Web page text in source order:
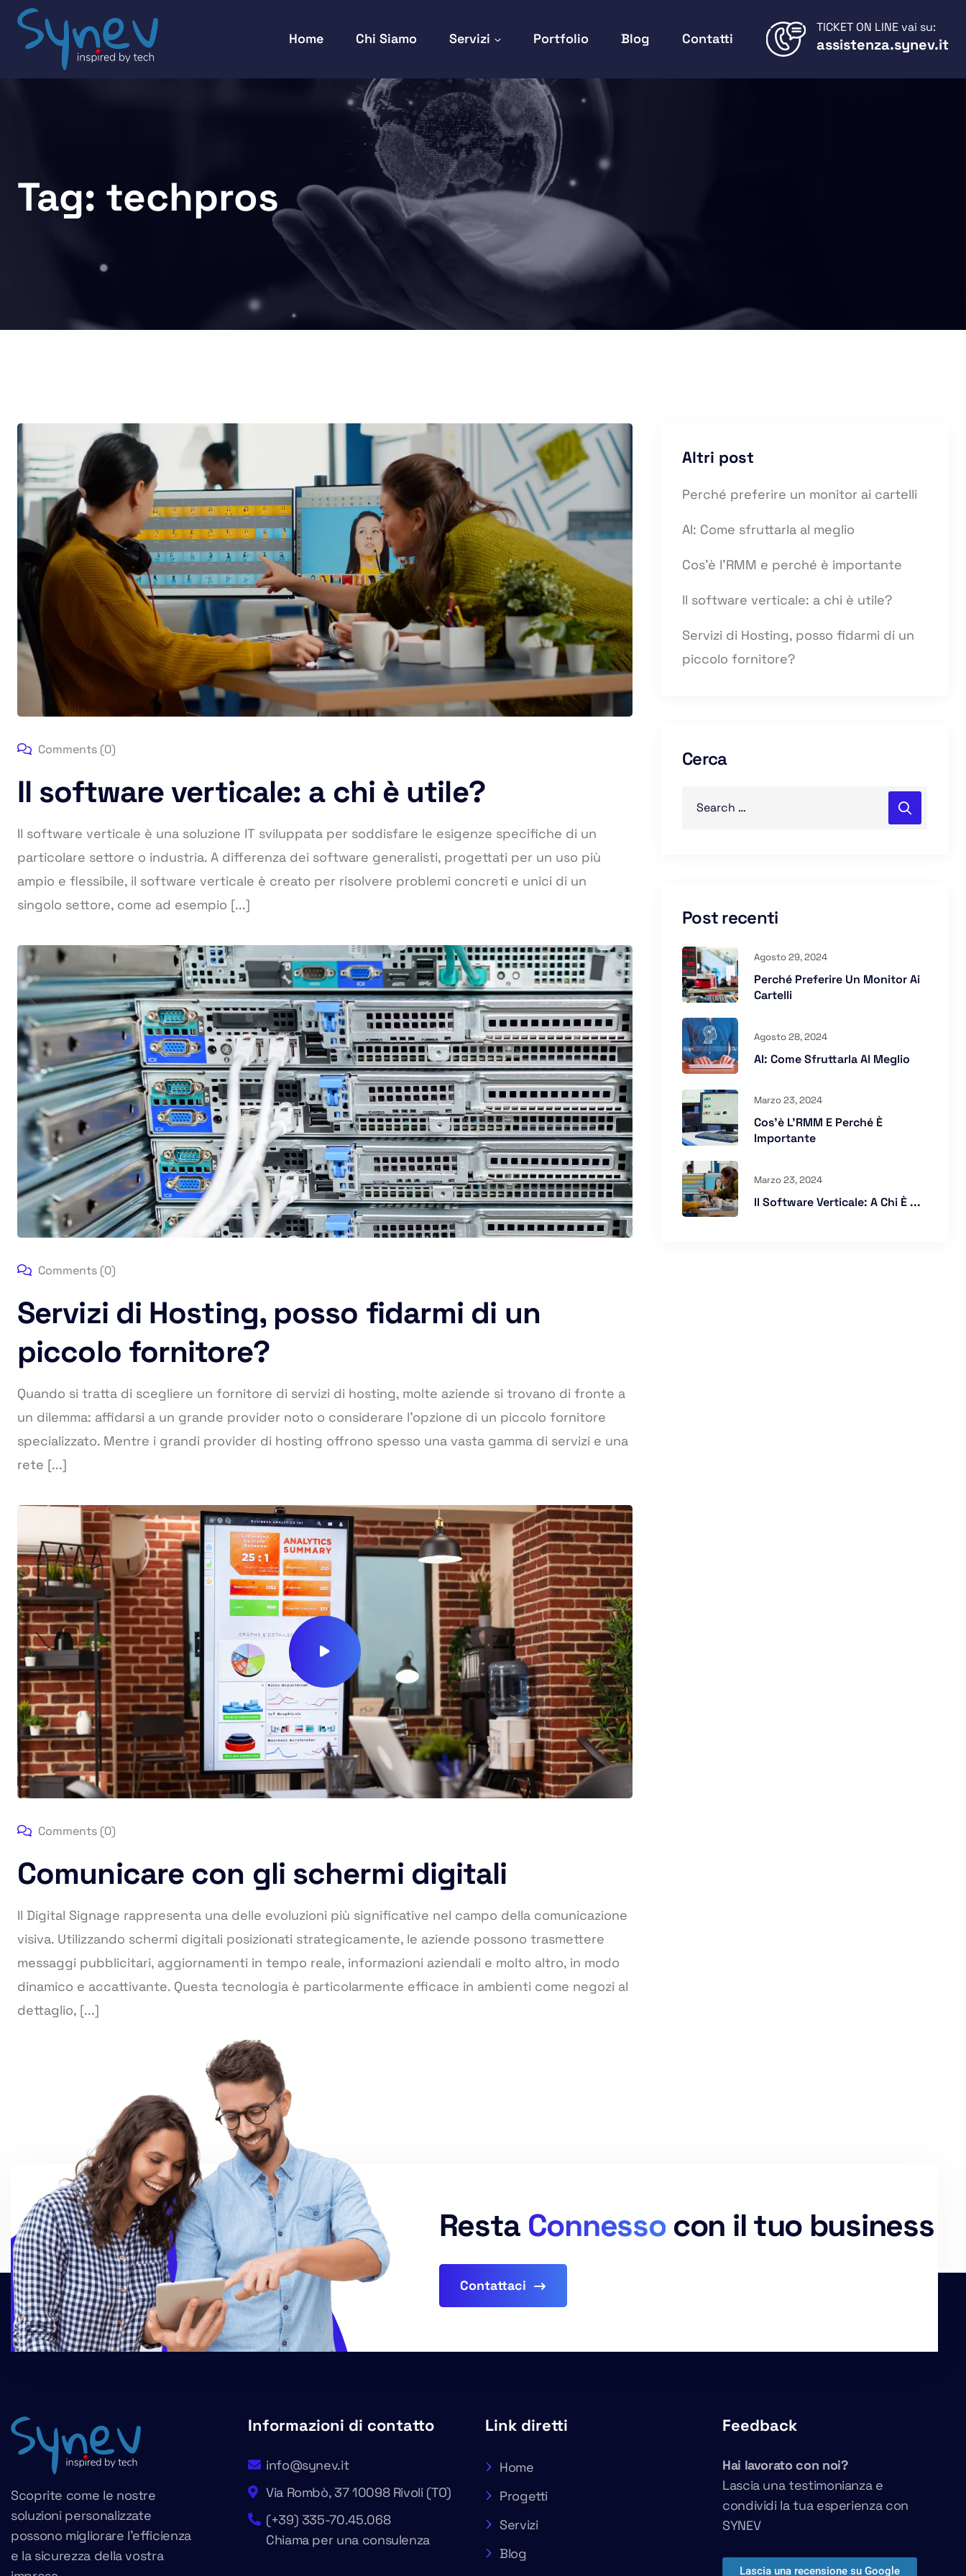
Home Chi Siamo Servizi Portfolio Blog Contatti
TICKET ON LINE vai su:
assistenza.synev.it
Tag: techpros
Comments (0)
Il software verticale: a chi è utile?
Il software verticale è una soluzione IT sviluppata per soddisfare le esigenze specifiche di un
particolare settore o industria. A differenza dei software generalisti, progettati per un uso più
ampio e flessibile, il software verticale è creato per risolvere problemi concreti e unici di un
singolo settore, come ad esempio [...]
Comments (0)
Servizi di Hosting, posso fidarmi di un
piccolo fornitore?
Quando si tratta di scegliere un fornitore di servizi di hosting, molte aziende si trovano di fronte a
un dilemma: affidarsi a un grande provider noto o considerare l’opzione di un piccolo fornitore
specializzato. Mentre i grandi provider di hosting offrono spesso una vasta gamma di servizi e una
rete [...]
Comments (0)
Comunicare con gli schermi digitali
Il Digital Signage rappresenta una delle evoluzioni più significative nel campo della comunicazione
visiva. Utilizzando schermi digitali posizionati strategicamente, le aziende possono trasmettere
messaggi pubblicitari, aggiornamenti in tempo reale, informazioni aziendali e molto altro, in modo
dinamico e accattivante. Questa tecnologia è particolarmente efficace in ambienti come negozi al
dettaglio, [...]
Altri post
Perché preferire un monitor ai cartelli
AI: Come sfruttarla al meglio
Cos’è l’RMM e perché è importante
Il software verticale: a chi è utile?
Servizi di Hosting, posso fidarmi di un
piccolo fornitore?
Cerca
Post recenti
Agosto 29, 2024
Perché Preferire Un Monitor Ai
Cartelli
Agosto 28, 2024
AI: Come Sfruttarla Al Meglio
Marzo 23, 2024
Cos’è L’RMM E Perché È
Importante
Marzo 23, 2024
Il Software Verticale: A Chi È ...
Resta Connesso con il tuo business
Contattaci
Scoprite come le nostre
soluzioni personalizzate
possono migliorare l’efficienza
e la sicurezza della vostra
Informazioni di contatto
info@synev.it
Via Rombò, 37 10098 Rivoli (TO)
(+39) 335-70.45.068
Chiama per una consulenza
Link diretti
Home
Progetti
Servizi
Blog
Feedback
Hai lavorato con noi?
Lascia una testimonianza e
condividi la tua esperienza con
SYNEV
Lascia una recensione su Google